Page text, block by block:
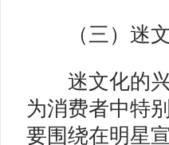
（三）迷
迷文化的兴
为消费者中特
要围绕在明星